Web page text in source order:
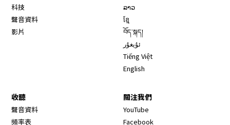
科技
聲音資料
影片
ລາວ
ខ្មែ
བོད་སྐད།
ئۇيغۇر
Tiếng Việt
English
收聽
聲音資料
頻率表
關注我們
YouTube
Facebook